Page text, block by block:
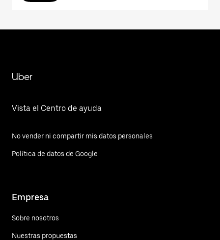
Uber
Vista el Centro de ayuda
No vender ni compartir mis datos personales
Política de datos de Google
Empresa
Sobre nosotros
Nuestras propuestas